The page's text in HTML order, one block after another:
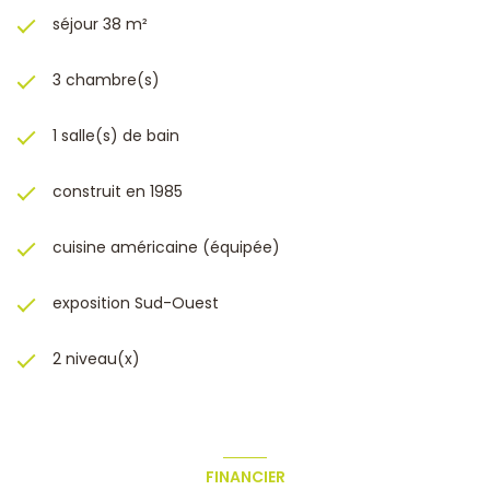
commerces, des axes routiers, des écoles .... sans
oublier la possibilité de recharger sa voiture
visiter sans tarder !
0000 243 616 Enregistré au registre du commerce n° 790
633 259 RSAC Toulon N° de police d’assurance Allianz IARD
séjour 38 m²
3 chambre(s)
1 salle(s) de bain
construit en 1985
cuisine américaine (équipée)
exposition Sud-Ouest
2 niveau(x)
FINANCIER